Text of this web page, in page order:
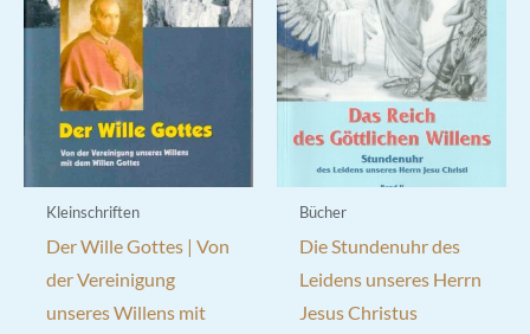
Kleinschriften
Der Wille Gottes | Von
der Vereinigung
unseres Willens mit
Bücher
Die Stundenuhr des
Leidens unseres Herrn
Jesus Christus